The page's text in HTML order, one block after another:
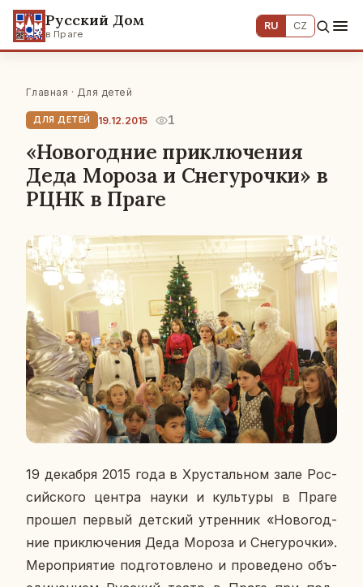
Русский Дом
в Праге
RU CZ
Главная · Для детей
ДЛЯ ДЕТЕЙ 19.12.2015 1
«Новогодние приключения
Деда Мороза и Снегурочки» в
РЦНК в Праге
19 де­каб­ря 2015 года в Хру­сталь­ном зале Рос­
сий­ско­го центра науки и куль­ту­ры в Праге
прошел первый дет­ский утрен­ник «Но­во­год­
ние при­клю­че­ния Деда Мороза и Сне­гу­роч­ки».
Ме­ро­при­я­тие под­го­тов­ле­но и про­ве­де­но объ­